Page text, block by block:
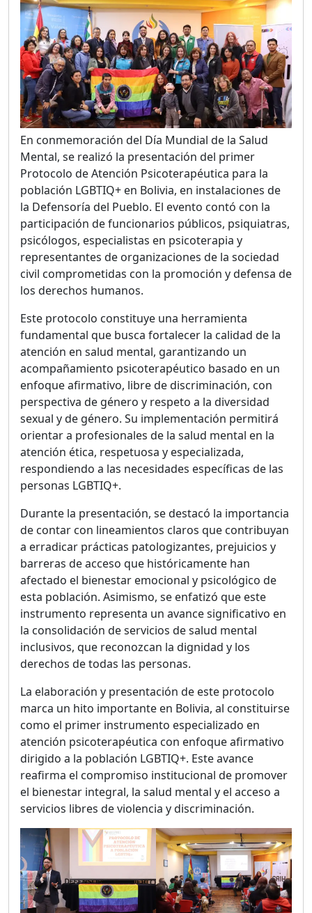
En conmemoración del Día Mundial de la Salud
Mental, se realizó la presentación del primer
Protocolo de Atención Psicoterapéutica para la
población LGBTIQ+ en Bolivia, en instalaciones de
la Defensoría del Pueblo. El evento contó con la
participación de funcionarios públicos, psiquiatras,
psicólogos, especialistas en psicoterapia y
representantes de organizaciones de la sociedad
civil comprometidas con la promoción y defensa de
los derechos humanos.
Este protocolo constituye una herramienta
fundamental que busca fortalecer la calidad de la
atención en salud mental, garantizando un
acompañamiento psicoterapéutico basado en un
enfoque afirmativo, libre de discriminación, con
perspectiva de género y respeto a la diversidad
sexual y de género. Su implementación permitirá
orientar a profesionales de la salud mental en la
atención ética, respetuosa y especializada,
respondiendo a las necesidades específicas de las
personas LGBTIQ+.
Durante la presentación, se destacó la importancia
de contar con lineamientos claros que contribuyan
a erradicar prácticas patologizantes, prejuicios y
barreras de acceso que históricamente han
afectado el bienestar emocional y psicológico de
esta población. Asimismo, se enfatizó que este
instrumento representa un avance significativo en
la consolidación de servicios de salud mental
inclusivos, que reconozcan la dignidad y los
derechos de todas las personas.
La elaboración y presentación de este protocolo
marca un hito importante en Bolivia, al constituirse
como el primer instrumento especializado en
atención psicoterapéutica con enfoque afirmativo
dirigido a la población LGBTIQ+. Este avance
reafirma el compromiso institucional de promover
el bienestar integral, la salud mental y el acceso a
servicios libres de violencia y discriminación.